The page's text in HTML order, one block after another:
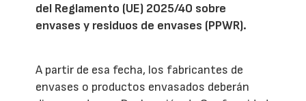
del Reglamento (UE) 2025/40 sobre
envases y residuos de envases (PPWR).
A partir de esa fecha, los fabricantes de
envases o productos envasados deberán